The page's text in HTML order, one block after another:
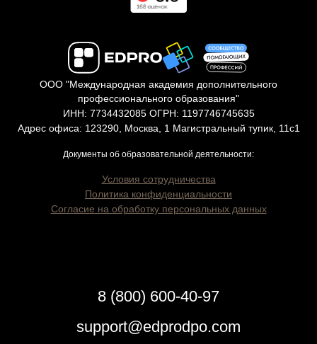
ООО "Международная академия дополнительного
профессионального образования"
ИНН: 7734432085 ОГРН: 1197746745635
Адрес офиса: 123290, Москва, 1 Магистральный тупик, 11с1
Документы об образовательной деятельности:
Условия сотрудничества
Политика конфиденциальности
Согласие на обработку персональных данных
8 (800) 600-40-97
support@edprodpo.com